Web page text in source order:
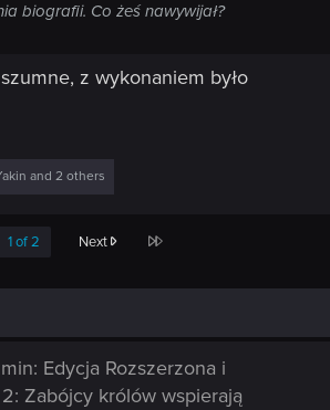
biografii. Co żeś nawywijał?
z wykonaniem było
and 2 others
1 of 2 Next Last
Edycja Rozszerzona i
Zabójcy królów wspierają